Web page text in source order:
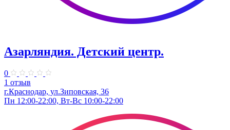
Азарляндия. ​Детский центр.
0
1 отзыв
г.Краснодар, ул.Зиповская, 36
Пн 12:00-22:00, Вт-Вс 10:00-22:00